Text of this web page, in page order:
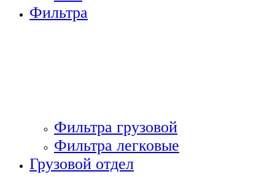
Фильтра
Фильтра грузовой
Фильтра легковые
Грузовой отдел